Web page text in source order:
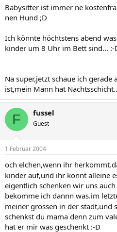
Babysitter ist immer ne
nen Hund ;D
Ich könnte höchtstens abend
kinder um 8 Uhr im Bett sind... :-
Na super,jetzt schaue ich
ist,mein Mann hat
F fussel
Guest
1 Februar 2004
och elchen,wenn ihr
kinder auf,und ihr könnt alleine
eigentlich schenken wir uns
bekomme ich dannn was.im
meiner grossen in der stadt,und
schenkst du mama denn zum
hat er mir was geschenkt :-D